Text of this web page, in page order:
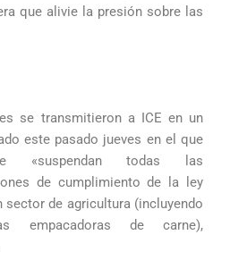
que alivie la presión sobre las
se transmitieron a ICE en un
este pasado jueves en el que
todas las
de cumplimiento de la ley
sector de agricultura (incluyendo
empacadoras de carne),